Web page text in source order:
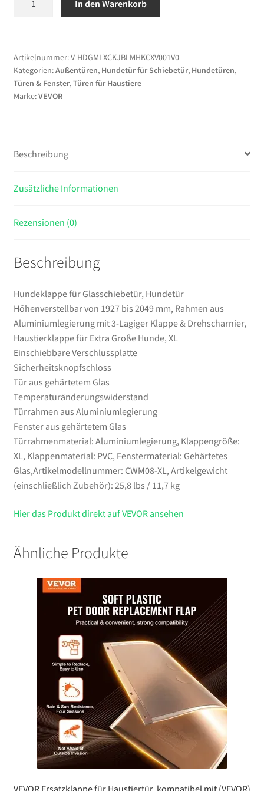
Hundetür
Höhenverstellbar
von
1927
Rahmen
Aluminiumlegierung
3-
&
Haustierklappe
für
Extra
Große
Hunde,
XL
Menge
In den Warenkorb
Artikelnummer:V-HDGMLXCKJBLMHKCXV001V0
Kategorien:Außentüren, Hundetür für Schiebetür, Hundetüren,
Türen & Fenster,Türen für Haustiere
Marke:VEVOR
Beschreibung
Zusätzliche Informationen
Rezensionen (0)
Beschreibung
Hundeklappe für Glasschiebetür, Hundetür
Höhenverstellbar von 1927 bis 2049 mm, Rahmen aus
Aluminiumlegierung mit 3-Lagiger Klappe & Drehscharnier,
Haustierklappe für Extra Große Hunde, XL
Einschiebbare Verschlussplatte
Sicherheitsknopfschloss
Tür aus gehärtetem Glas
Temperaturänderungswiderstand
Türrahmen aus Aluminiumlegierung
Fenster aus gehärtetem Glas
Türrahmenmaterial: Aluminiumlegierung, Klappengröße:
XL, Klappenmaterial: PVC, Fenstermaterial: Gehärtetes
Glas,Artikelmodellnummer: CWM08-XL, Artikelgewicht
(einschließlich Zubehör): 25,8 lbs / 11,7 kg
Hier das Produkt direkt auf VEVOR ansehen
Ähnliche Produkte